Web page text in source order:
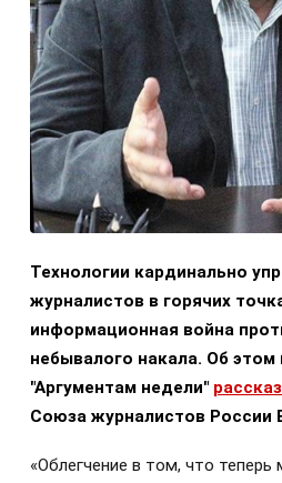
Технологии кардинально
журналистов в горячих
информационная война
небывалого накала. Об этом
"Аргументам недели"
Союза журналистов России
«Облегчение в том, что